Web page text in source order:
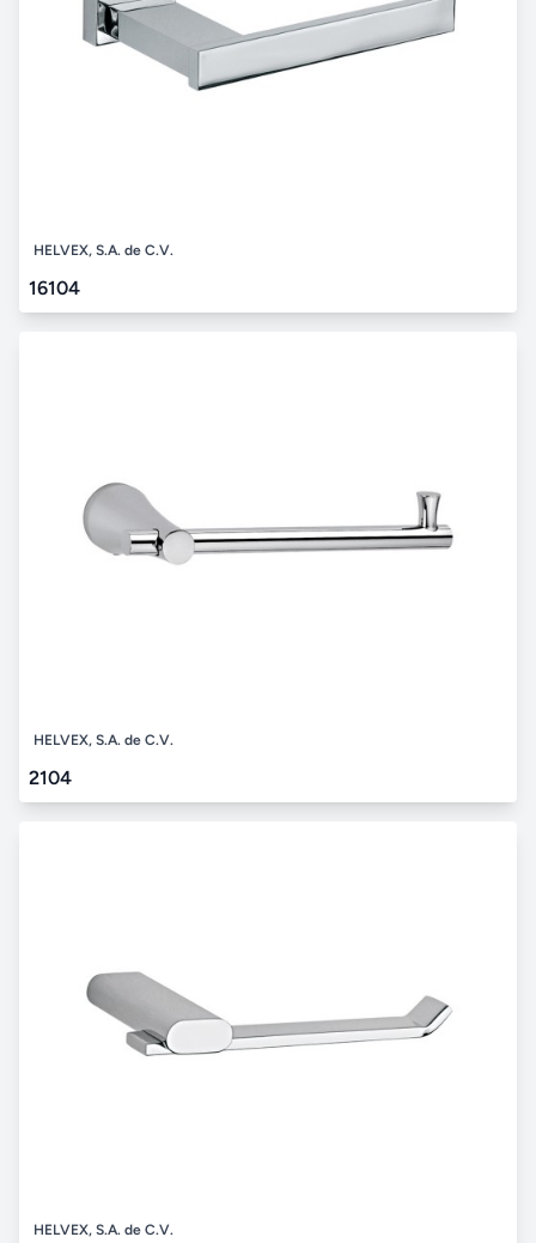
HELVEX, S.A. de C.V.
16104
HELVEX, S.A. de C.V.
2104
HELVEX, S.A. de C.V.